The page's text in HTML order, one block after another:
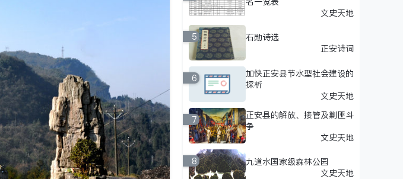
文史天地
5
石勋诗选
正安诗词
6
加快正安县节水型社会建设的
探析
文史天地
7
正安县的解放、接管及剿匪斗
争
文史天地
8
九道水国家级森林公园
文史天地